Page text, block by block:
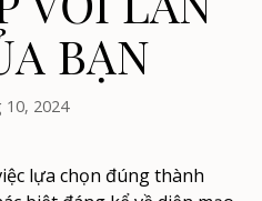
BẠN
10, 2024
lựa chọn đúng thành